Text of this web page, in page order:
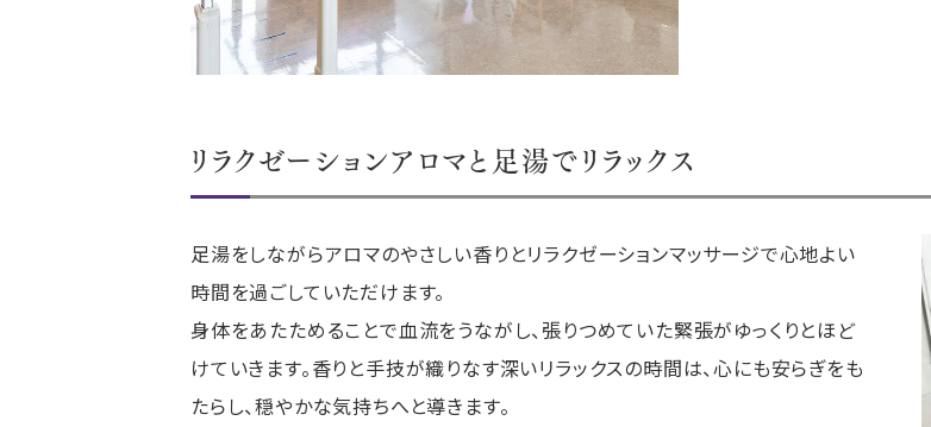
リラクゼーションアロマと 足湯でリラックス
足湯をしながらアロマのやさしい香りとリラクゼーションマッサージで心地よい
時間を過ごしていただけます。
身体をあたためることで血流をうながし、張りつめていた緊張がゆっくりとほど
けていきます。香りと手技が織りなす深いリラックスの時間は、心にも安らぎをも
たらし、穏やかな気持ちへと導きます。